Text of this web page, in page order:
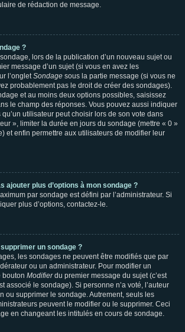
de rédaction de message.
?
sondage, lors de la publication d’un nouveau sujet ou
message d’un sujet (si vous en avez les
l’ongletSondage sous la partie message (si vous ne
probablement pas le droit de créer des sondages).
et au moins deux options possibles, saisissez
le champ des réponses. Vous pouvez aussi indiquer
utilisateur peut choisir lors de son vote dans
», limiter la durée en jours du sondage (mettre « 0 »
et enfin permettre aux utilisateurs de modifier leur
ajouter plus d’options à mon sondage ?
par sondage est défini par l’administrateur. Si
plus d’options, contactez-le.
un sondage ?
les sondages ne peuvent être modifiés que par
ou un administrateur. Pour modifier un
bouton Modifierdu premier message du sujet (c’est
associé le sondage). Si personne n’a voté, l’auteur
ou supprimer le sondage. Autrement, seuls les
peuvent le modifier ou le supprimer. Ceci
en changeant les intitulés en cours de sondage.